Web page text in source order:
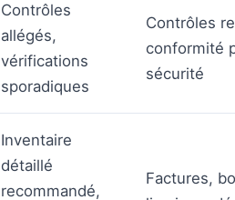
Contrôles
allégés,
vérifications
sporadiques
Contrôles
conformité
sécurité
Inventaire
détaillé
recommandé,
Factures,